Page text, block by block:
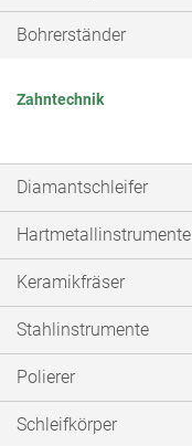
Bohrerständer
Zahntechnik
Diamantschleifer
Hartmetallinstrumente
Keramikfräser
Stahlinstrumente
Polierer
Schleifkörper